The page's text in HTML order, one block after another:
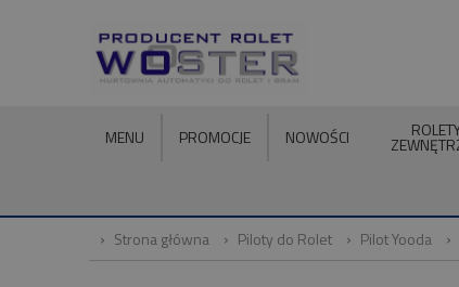
MENU PROMOCJE NOWOŚCI
Strona główna Piloty do Rolet Pilot Yooda